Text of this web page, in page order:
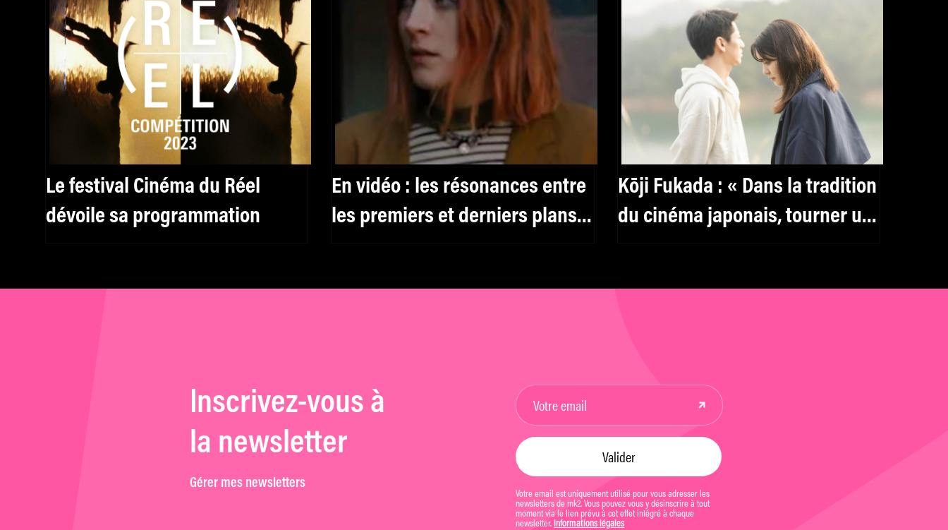
Le festival Cinéma du Réel
dévoile sa programmation
En vidéo : les résonances entre
les premiers et derniers plans
Kōji Fukada : « Dans la tradition
du cinéma japonais, tourner un
Inscrivez-vous à
la newsletter
Gérer mes newsletters
Votre email est uniquement utilisé pour vous adresser les
newsletters de mk2. Vous pouvez vous y désinscrire à tout
moment via le lien prévu à cet effet intégré à chaque
newsletter. Informations légales